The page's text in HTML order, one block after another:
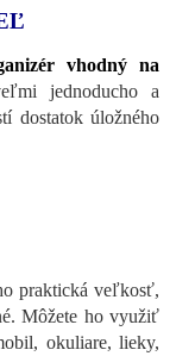
vhodný na
jednoducho a
dostatok úložného
praktická veľkosť,
Môžete ho využiť
okuliare, lieky,